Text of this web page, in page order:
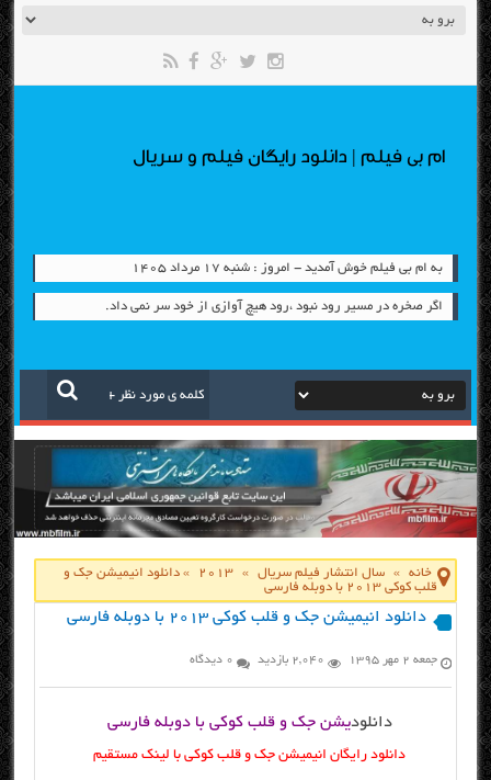
ام بی فیلم | دانلود رایگان فیلم و سریال
به ام بی فیلم خوش آمدید - امروز : شنبه ۱۷ مرداد ۱۴۰۵
اگر صخره در مسیر رود نبود ،رود هیچ آوازی از خود سر نمی داد.
خانه » سال انتشار فیلم سریال »
2013
»دانلود انیمیشن جک و
قلب کوکی ۲۰۱۳ با دوبله فارسی
دانلود انیمیشن جک و قلب کوکی ۲۰۱۳ با دوبله فارسی
جمعه ۲ مهر ۱۳۹۵ 2,040 بازدید 0 دیدگاه
دانلودیشن جک و قلب کوکی با دوبله فارسی
دانلود رایگان انیمیشن جک و قلب کوکی با لینک مستقیم